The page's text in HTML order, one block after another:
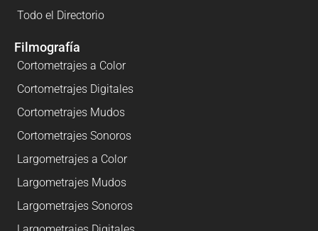
Todo el Directorio
Filmografía
Cortometrajes a Color
Cortometrajes Digitales
Cortometrajes Mudos
Cortometrajes Sonoros
Largometrajes a Color
Largometrajes Mudos
Largometrajes Sonoros